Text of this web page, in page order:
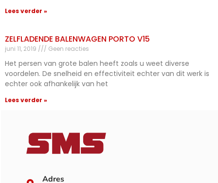
Lees verder »
ZELFLADENDE BALENWAGEN PORTO V15
juni 11, 2019 Geen reacties
Het persen van grote balen heeft zoals u weet diverse
voordelen. De snelheid en effectiviteit echter van dit werk is
echter ook afhankelijk van het
Lees verder »
Adres